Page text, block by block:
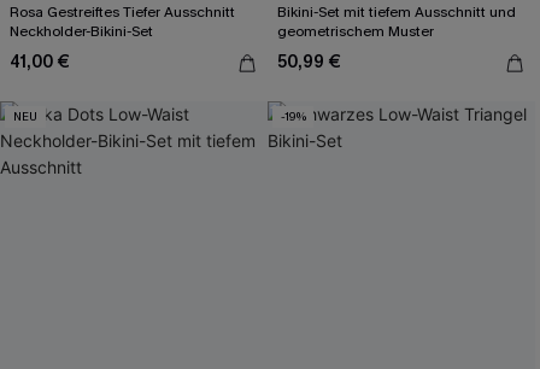
Rosa Gestreiftes Tiefer Ausschnitt
Neckholder-Bikini-Set
41,00 €
Bikini-Set mit tiefem Ausschnitt und
geometrischem Muster
50,99 €
NEU -19%